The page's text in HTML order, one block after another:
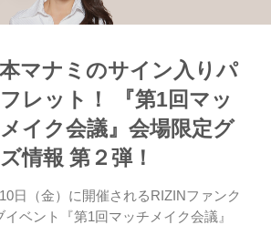
マナミのサイン入りパ
レット！ 『第1回マッ
イク会議』会場限定グ
情報 第２弾！
日（金）に開催されるRIZINファンク
イベント『第1回マッチメイク会議』